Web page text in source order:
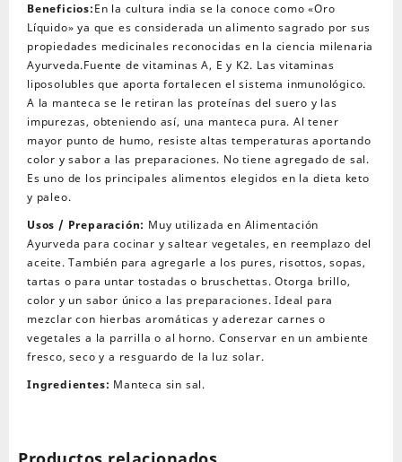
Beneficios:En la cultura india se la conoce como «Oro
Líquido» ya que es considerada un alimento sagrado por sus
propiedades medicinales reconocidas en la ciencia milenaria
Ayurveda.Fuente de vitaminas A, E y K2. Las vitaminas
liposolubles que aporta fortalecen el sistema inmunológico.
A la manteca se le retiran las proteínas del suero y las
impurezas, obteniendo así, una manteca pura. Al tener
mayor punto de humo, resiste altas temperaturas aportando
color y sabor a las preparaciones. No tiene agregado de sal.
Es uno de los principales alimentos elegidos en la dieta keto
y paleo.
Usos / Preparación: Muy utilizada en Alimentación
Ayurveda para cocinar y saltear vegetales, en reemplazo del
aceite. También para agregarle a los pures, risottos, sopas,
tartas o para untar tostadas o bruschettas. Otorga brillo,
color y un sabor único a las preparaciones. Ideal para
mezclar con hierbas aromáticas y aderezar carnes o
vegetales a la parrilla o al horno. Conservar en un ambiente
fresco, seco y a resguardo de la luz solar.
Ingredientes: Manteca sin sal.